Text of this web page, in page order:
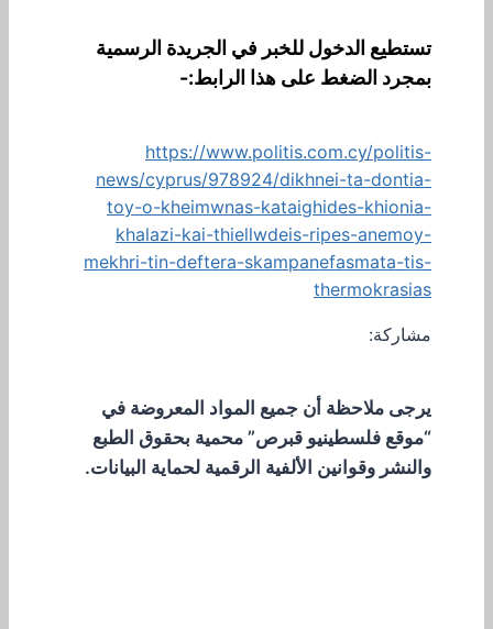
تستطيع الدخول للخبر في الجريدة الرسمية
بمجرد الضغط على هذا الرابط:-
https://www.politis.com.cy/politis-
news/cyprus/978924/dikhnei-ta-dontia-
toy-o-kheimwnas-kataighides-khionia-
khalazi-kai-thiellwdeis-ripes-anemoy-
mekhri-tin-deftera-skampanefasmata-tis-
thermokrasias
مشاركة:
يرجى ملاحظة أن جميع المواد المعروضة في
“موقع فلسطينيو قبرص” محمية بحقوق الطبع
والنشر وقوانين الألفية الرقمية لحماية البيانات.